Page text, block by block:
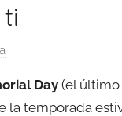
Day (el último
temporada